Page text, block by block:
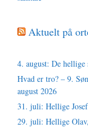
Aktuelt på
4. august: De hellige
Hvad er tro? – 9.
august 2026
31. juli: Hellige
29. juli: Hellige